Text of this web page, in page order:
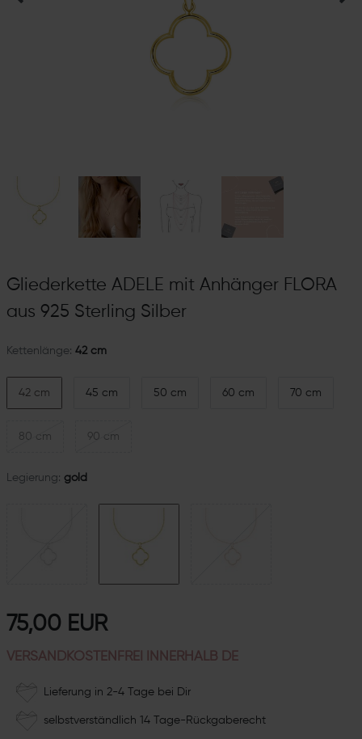
Gliederkette ADELE mit Anhänger FLORA
aus 925 Sterling Silber
Kettenlänge: 42 cm
42 cm 45 cm 50 cm 60 cm 70 cm
80 cm 90 cm
Legierung: gold
75,00 EUR
VERSANDKOSTENFREI INNERHALB DE
Lieferung in 2-4 Tage bei Dir
selbstverständlich 14 Tage-Rückgaberecht